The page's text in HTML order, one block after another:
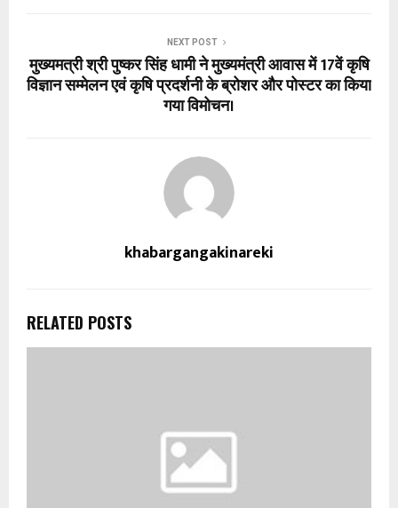
NEXT POST
मुख्यमत्री श्री पुष्कर सिंह धामी ने मुख्यमंत्री आवास में 17वें कृषि
विज्ञान सम्मेलन एवं कृषि प्रदर्शनी के ब्रोशर और पोस्टर का किया
गया विमोचन।
khabargangakinareki
RELATED POSTS